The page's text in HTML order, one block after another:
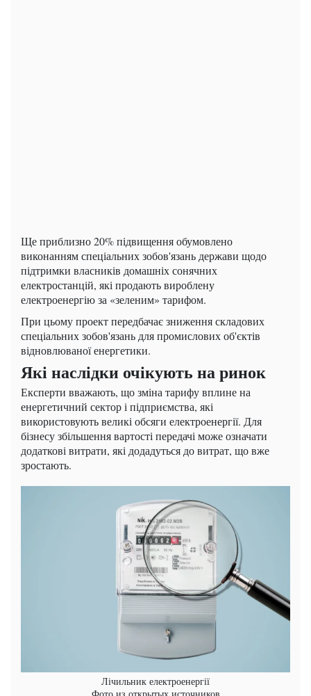
Ще приблизно 20% підвищення обумовлено
виконанням спеціальних зобов'язань держави щодо
підтримки власників домашніх сонячних
електростанцій, які продають вироблену
електроенергію за «зеленим» тарифом.
При цьому проект передбачає зниження складових
спеціальних зобов'язань для промислових об'єктів
відновлюваної енергетики.
Які наслідки очікують на ринок
Експерти вважають, що зміна тарифу вплине на
енергетичний сектор і підприємства, які
використовують великі обсяги електроенергії. Для
бізнесу збільшення вартості передачі може означати
додаткові витрати, які додадуться до витрат, що вже
зростають.
Лічильник електроенергії